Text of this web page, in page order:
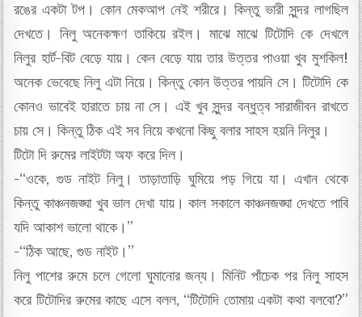
রঙের একটা টপ। কোন মেকআপ নেই শরীরে। কিন্তু ভারী সুন্দর লাগছিল
দেখতে। নিলু অনেকক্ষণ তাকিয়ে রইল। মাঝে মাঝে টিটোদি কে দেখলে
নিলুর হার্ট-বিট বেড়ে যায়। কেন বেড়ে যায় তার উত্তর পাওয়া খুব মুশকিল!
অনেক ভেবেছে নিলু এটা নিয়ে। কিন্তু কোন উত্তর পায়নি সে। টিটোদি কে
কোনও ভাবেই হারাতে চায় না সে। এই খুব সুন্দর বন্ধুত্ব সারাজীবন রাখতে
চায় সে। কিন্তু ঠিক এই সব নিয়ে কখনো কিছু বলার সাহস হয়নি নিলুর।
টিটো দি রুমের লাইটটা অফ করে দিল।
-“ওকে, গুড নাইট নিলু। তাড়াতাড়ি ঘুমিয়ে পড় গিয়ে যা। এখান থেকে
কিন্তু কাঞ্চনজঙ্ঘা খুব ভাল দেখা যায়। কাল সকালে কাঞ্চনজঙ্ঘা দেখতে পাবি
যদি আকাশ ভালো থাকে।”
-“ঠিক আছে, গুড নাইট।”
নিলু পাশের রুমে চলে গেলো ঘুমানোর জন্য। মিনিট পাঁচেক পর নিলু সাহস
করে টিটোদির রুমের কাছে এসে বলল, “টিটোদি তোমায় একটা কথা বলবো?”